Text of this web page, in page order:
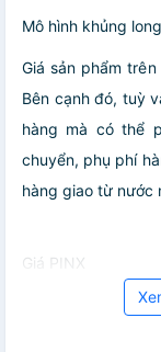
Mô hình khủng
Giá sản phẩm
Bên cạnh đó, tuỳ
hàng mà có thể
chuyển, phụ phí
hàng giao từ nước
Giá PINX